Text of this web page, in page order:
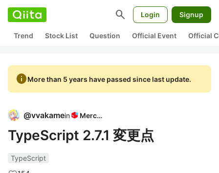
search Login Signup
Trend Stock List Question Official Event Official
infoMore than 5 years have passed since last update.
@vvakamein Mercari
TypeScript 2.7.1 変更点
TypeScript